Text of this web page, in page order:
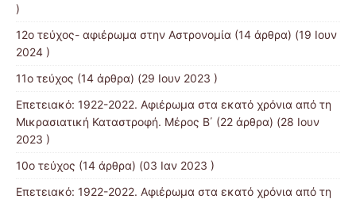
)
12o τεύχος- αφιέρωμα στην Αστρονομία (14 άρθρα) (19 Ιουν
2024 )
11ο τεύχος (14 άρθρα) (29 Ιουν 2023 )
Επετειακό: 1922-2022. Αφιέρωμα στα εκατό χρόνια από τη
Μικρασιατική Καταστροφή. Μέρος B΄ (22 άρθρα) (28 Ιουν
2023 )
10ο τεύχος (14 άρθρα) (03 Ιαν 2023 )
Επετειακό: 1922-2022. Αφιέρωμα στα εκατό χρόνια από τη